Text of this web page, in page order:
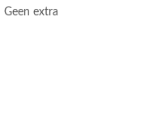
Geen extra